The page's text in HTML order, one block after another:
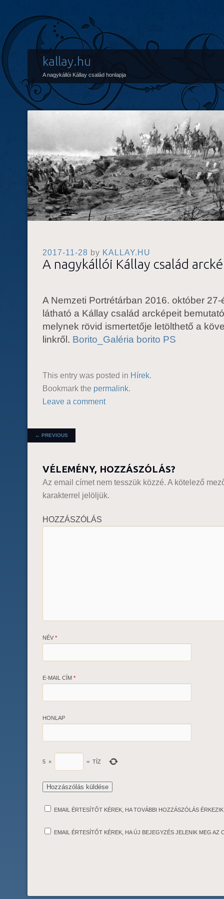
kallay.hu
A nagykállói Kállay család honlapja
2017-11-28 by KALLAY.HU
A nagykállói Kállay család
A Nemzeti Portrétárban 2016. október 27-
látható a Kállay család arcképeit
melynek rövid ismertetője letölthető a
linkről. Borito_Galéria borito PS
This entry was posted in Hírek.
Bookmark the permalink.
Leave a comment
POST NAVIGATION
← PREVIOUS
VÉLEMÉNY, HOZZÁSZÓLÁS?
Az email címet nem tesszük közzé. A kötelező
karakterrel jelöljük.
HOZZÁSZÓLÁS
NÉV *
E-MAIL CÍM *
HONLAP
5 × = TÍZ
EMAIL ÉRTESÍTŐT KÉREK, HA TOVÁBBI HOZZÁSZÓLÁS
EMAIL ÉRTESÍTŐT KÉREK, HA ÚJ BEJEGYZÉS JELENIK MEG AZ